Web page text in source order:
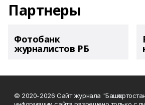
Партнеры
Фотобанк
журналистов РБ
© 2020-2026 Сайт журнала "Башҡортостан